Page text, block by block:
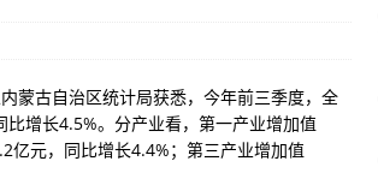
蒙古自治区统计局获悉，今年前三季度，全
增长4.5%。分产业看，第一产业增加值
亿元，同比增长4.4%；第三产业增加值